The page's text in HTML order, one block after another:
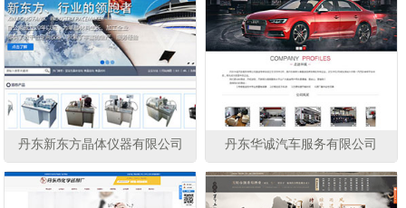
丹东新东方晶体仪器有限公司 丹东华诚汽车服务有限公司